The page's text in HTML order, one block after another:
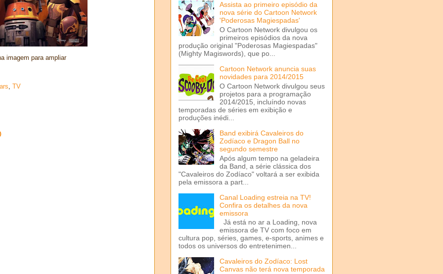
imagem para ampliar
, TV
Assista ao primeiro episódio da
nova série do Cartoon Network
'Poderosas Magiespadas'
O Cartoon Network divulgou os
primeiros episódios da nova
produção original "Poderosas Magiespadas"
(Mighty Magiswords), que po...
Cartoon Network anuncia suas
novidades para 2014/2015
O Cartoon Network divulgou seus
projetos para a programação
2014/2015, incluíndo novas
temporadas de séries em exibição e
produções inédi...
Band exibirá Cavaleiros do
Zodíaco e Dragon Ball no
segundo semestre
Após algum tempo na geladeira
da Band, a série clássica dos
"Cavaleiros do Zodíaco" voltará a ser exibida
pela emissora a part...
Canal Loading estreia na TV!
Confira os detalhes da nova
emissora
Já está no ar a Loading, nova
emissora de TV com foco em
cultura pop, séries, games, e-sports, animes e
todos os universos do entretenimen...
Cavaleiros do Zodíaco: Lost
Canvas não terá nova temporada